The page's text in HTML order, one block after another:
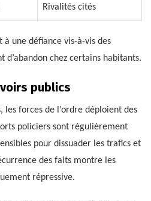
Rivalités cités
une défiance vis-à-vis des
d’abandon chez certains habitants.
publics
les forces de l’ordre déploient des
policiers sont régulièrement
pour dissuader les trafics et
des faits montre les
répressive.